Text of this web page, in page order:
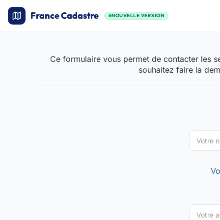
France Cadastre NOUVELLE VERSION
Ce formulaire vous permet de contacter les
souhaitez faire la